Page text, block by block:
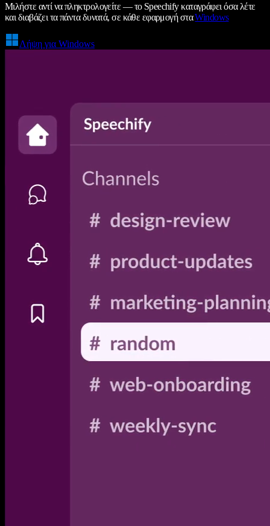
Μιλήστε αντί να πληκτρολογείτε — το Speechify καταγράφει όσα λέτε
και διαβάζει τα πάντα δυνατά, σε κάθε εφαρμογή σταWindows
Λήψη για Windows